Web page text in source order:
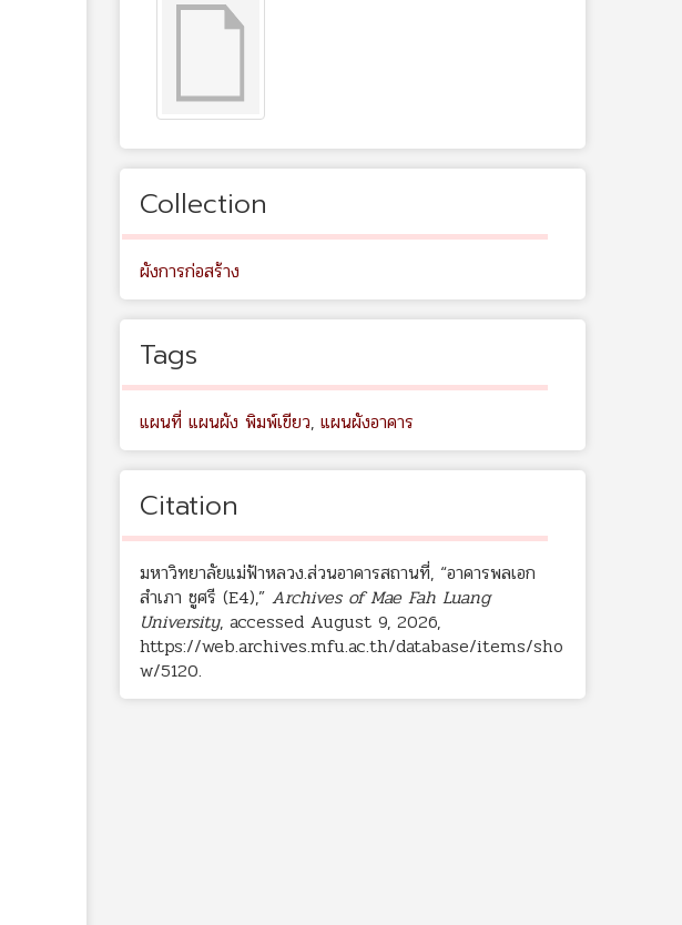
Collection
ผังการก่อสร้าง
Tags
แผนที่ แผนผัง พิมพ์เขียว, แผนผังอาคาร
Citation
มหาวิทยาลัยแม่ฟ้าหลวง.ส่วนอาคารสถานที่, “อาคารพลเอก
สำเภา ชูศรี (E4),” Archives of Mae Fah Luang
University, accessed August 9, 2026,
https://web.archives.mfu.ac.th/database/items/sho
w/5120.